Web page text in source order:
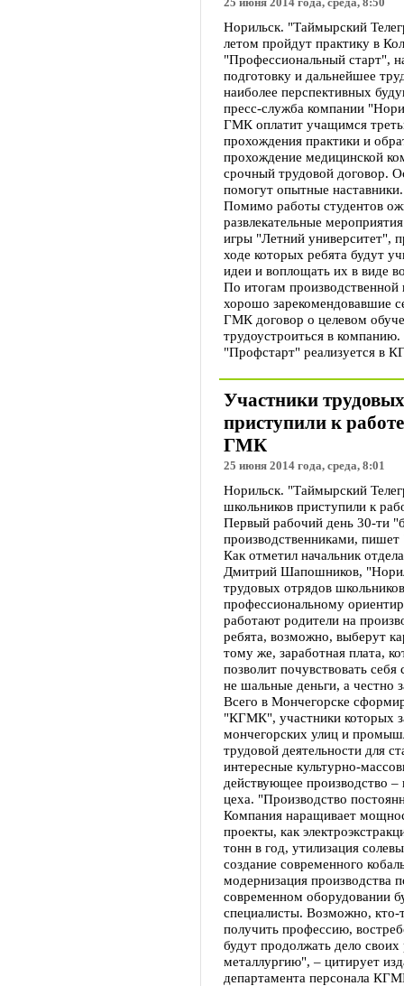
25 июня 2014 года, среда, 8:50
Норильск. "Таймырский
летом пройдут практику в
"Профессиональный старт",
подготовку и дальнейшее
наиболее перспективных
пресс-служба компании
ГМК оплатит учащимся
прохождения практики и
прохождение медицинской
срочный трудовой договор.
помогут опытные наставники.
Помимо работы студентов
развлекательные
игры "Летний университет",
ходе которых ребята будут
идеи и воплощать их в виде
По итогам производственной
хорошо зарекомендовавшие
ГМК договор о целевом
трудоустроиться в компанию.
"Профстарт" реализуется в
Участники
приступили к
ГМК
25 июня 2014 года, среда, 8:01
Норильск. "Таймырский
школьников приступили к
Первый рабочий день 30-ти
производственниками, пишет
Как отметил начальник
Дмитрий Шапошников,
трудовых отрядов
профессиональному
работают родители на
ребята, возможно, выберут
тому же, заработная плата,
позволит почувствовать
не шальные деньги, а честно
Всего в Мончегорске
"КГМК", участники которых
мончегорских улиц и
трудовой деятельности для
интересные культурно-
действующее производство
цеха. "Производство
Компания наращивает
проекты, как
тонн в год, утилизация
создание современного
модернизация производства
современном оборудовании
специалисты. Возможно,
получить профессию,
будут продолжать дело
металлургию", – цитирует
департамента персонала